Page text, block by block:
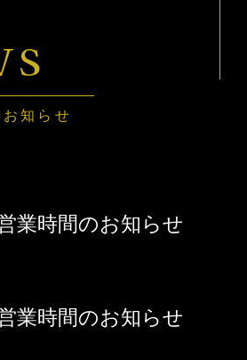
知らせ
業時間のお知らせ
業時間のお知らせ